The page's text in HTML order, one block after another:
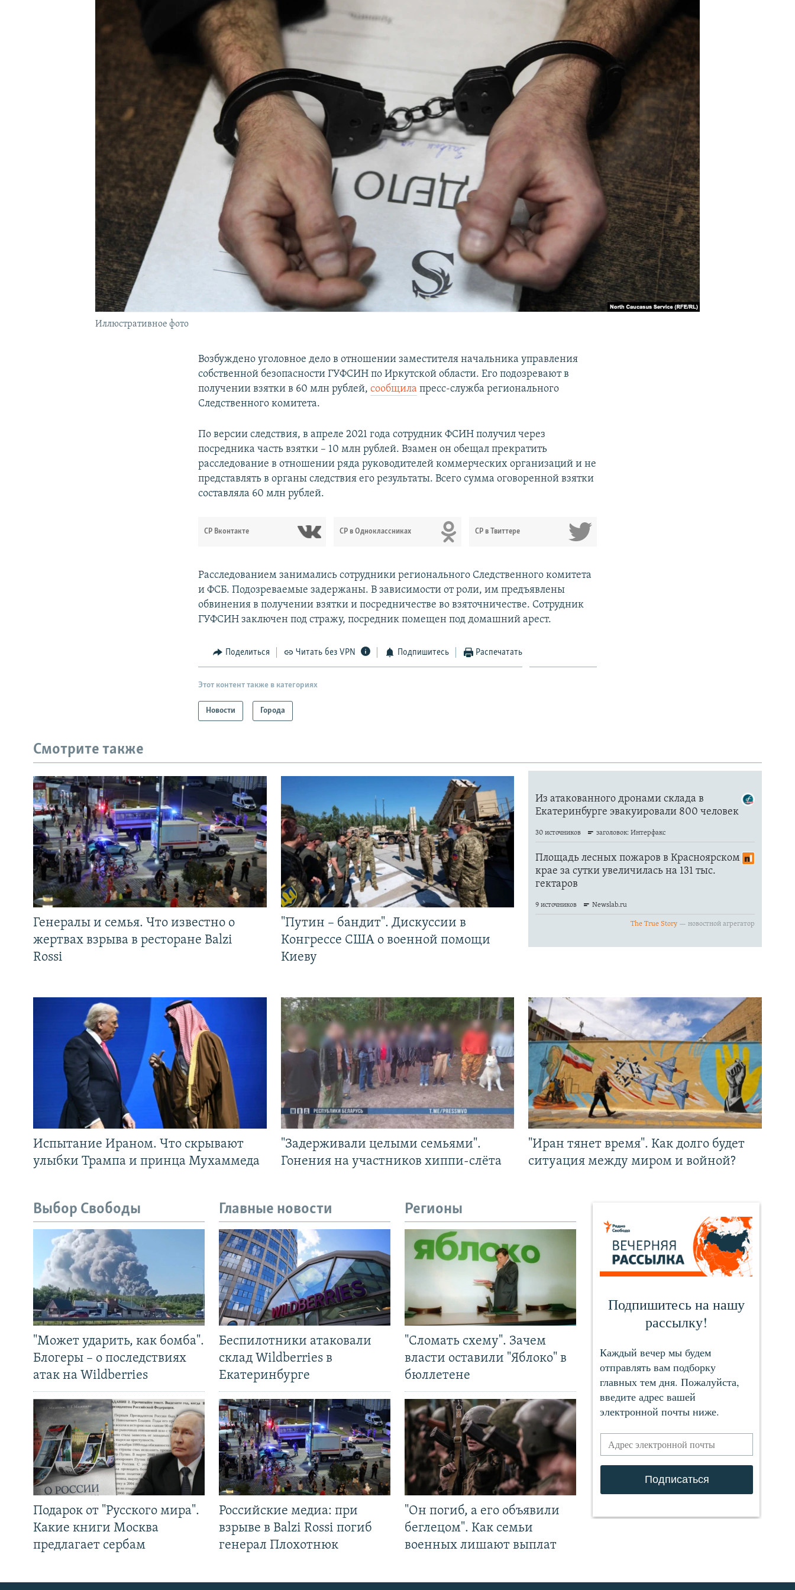
ПОДПИШИТЕСЬ НА РАССЫЛКУ
Иллюстративное фото
Возбуждено уголовное дело в отношении заместителя начальника управления
собственной безопасности ГУФСИН по Иркутской области. Его подозревают в
получении взятки в 60 млн рублей,сообщила пресс-служба регионального
Следственного комитета.
По версии следствия, в апреле 2021 года сотрудник ФСИН получил через
посредника часть взятки – 10 млн рублей. Взамен он обещал прекратить
расследование в отношении ряда руководителей коммерческих организаций и не
представлять в органы следствия его результаты. Всего сумма оговоренной взятки
составляла 60 млн рублей.
СР Вконтакте СР в Одноклассниках СР в Твиттере
Расследованием занимались сотрудники регионального Следственного комитета
и ФСБ. Подозреваемые задержаны. В зависимости от роли, им предъявлены
обвинения в получении взятки и посредничестве во взяточничестве. Сотрудник
ГУФСИН заключен под стражу, посредник помещен под домашний арест.
Поделиться Читать без VPN Подпишитесь Распечатать
Этот контент также в категориях
Новости Города
Смотрите также
Генералы и семья. Что известно о
жертвах взрыва в ресторане Balzi
Rossi
"Путин – бандит". Дискуссии в
Конгрессе США о военной помощи
Киеву
Испытание Ираном. Что скрывают
улыбки Трампа и принца Мухаммеда
"Задерживали целыми семьями".
Гонения на участников хиппи-слёта
"Иран тянет время". Как долго будет
ситуация между миром и войной?
Выбор Свободы
"Может ударить, как бомба".
Блогеры – о последствиях
атак на Wildberries
Подарок от "Русского мира".
Какие книги Москва
предлагает сербам
Главные новости
Беспилотники атаковали
склад Wildberries в
Екатеринбурге
Российские медиа: при
взрыве в Balzi Rossi погиб
генерал Плохотнюк
Регионы
"Сломать схему". Зачем
власти оставили "Яблоко" в
бюллетене
"Он погиб, а его объявили
беглецом". Как семьи
военных лишают выплат